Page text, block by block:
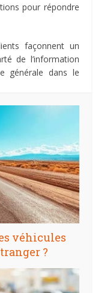
pour répondre
façonnent un
de l’information
générale dans le
véhicules
?